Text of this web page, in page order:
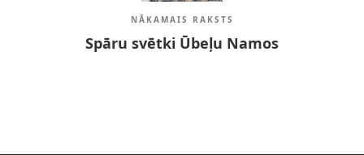
NĀKAMAIS RAKSTS
Spāru svētki Ūbeļu Namos